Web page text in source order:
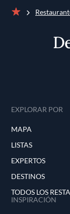
EXPLORAR POR
MAPA
LISTAS
EXPERTOS
DESTINOS
TODOS LOS
INSPIRACIÓN